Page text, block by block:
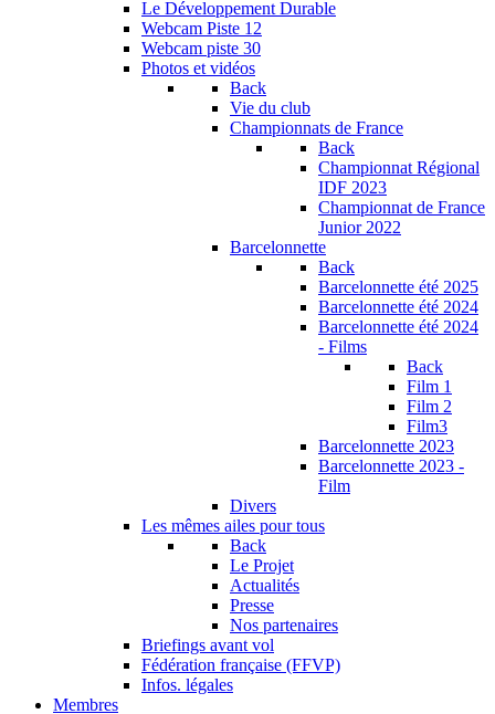
Le Développement Durable
Webcam Piste 12
Webcam piste 30
Photos et vidéos
Back
Vie du club
Championnats de France
Back
Championnat Régional
IDF 2023
Championnat de France
Junior 2022
Barcelonnette
Back
Barcelonnette été 2025
Barcelonnette été 2024
Barcelonnette été 2024
- Films
Back
Film 1
Film 2
Film3
Barcelonnette 2023
Barcelonnette 2023 -
Film
Divers
Les mêmes ailes pour tous
Back
Le Projet
Actualités
Presse
Nos partenaires
Briefings avant vol
Fédération française (FFVP)
Infos. légales
Membres